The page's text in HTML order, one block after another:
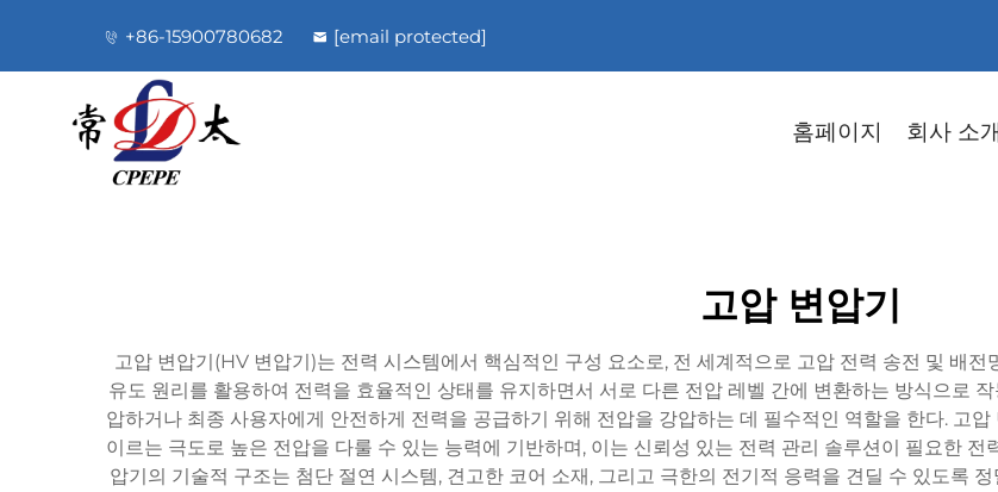
+86-15900780682 [email protected]
홈페이지 회사 소
고압 변압기
고압 변압기(HV 변압기)는 전력 시스템에서 핵심적인 구성 요소로, 전 세계적으로 고압 전력 송전 및 배
유도 원리를 활용하여 전력을 효율적인 상태를 유지하면서 서로 다른 전압 레벨 간에 변환하는 방식으로
압하거나 최종 사용자에게 안전하게 전력을 공급하기 위해 전압을 강압하는 데 필수적인 역할을 한다. 고
이르는 극도로 높은 전압을 다룰 수 있는 능력에 기반하며, 이는 신뢰성 있는 전력 관리 솔루션이 필요한
압기의 기술적 구조는 첨단 절연 시스템, 견고한 코어 소재, 그리고 극한의 전기적 응력을 견딜 수 있도록